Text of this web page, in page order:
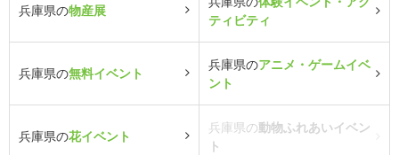
兵庫県の物産展
ティビティ
兵庫県の無料イベント
兵庫県のアニメ・ゲームイベ
ント
兵庫県の花イベント
兵庫県の動物ふれあいイベン
ト